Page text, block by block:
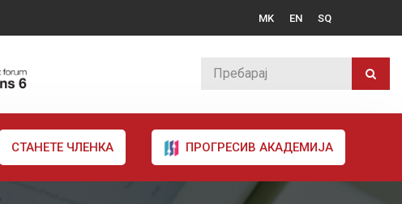
MK EN SQ
СТАНЕТЕ ЧЛЕНКА ПРОГРЕСИВ АКАДЕМИЈА